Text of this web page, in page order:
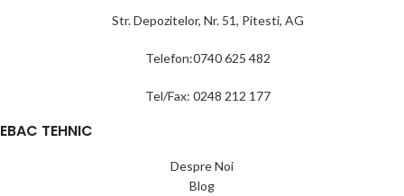
Str. Depozitelor, Nr. 51, Pitesti, AG
Telefon:0740 625 482
Tel/Fax: 0248 212 177
EBAC TEHNIC
Despre Noi
Blog